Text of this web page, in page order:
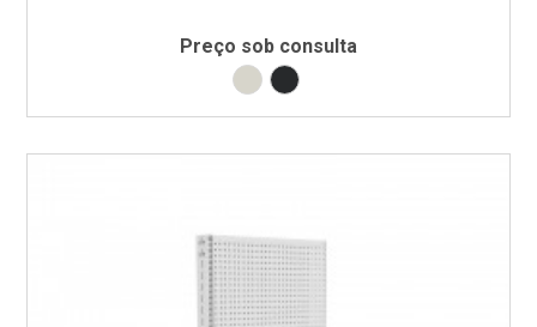
Preço sob consulta
Branco RAL9002
Preto RAL9005